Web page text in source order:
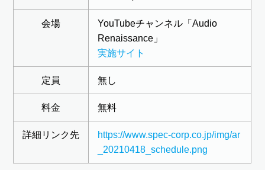
会場
YouTubeチャンネル「Audio
Renaissance」
実施サイト
定員 無し
料金 無料
詳細リンク先
https://www.spec-corp.co.jp/img/ar
_20210418_schedule.png